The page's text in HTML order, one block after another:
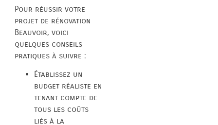
Pour réussir votre
projet de rénovation
Beauvoir, voici
quelques conseils
pratiques à suivre :
Établissez un
budget réaliste en
tenant compte de
tous les coûts
liés à la